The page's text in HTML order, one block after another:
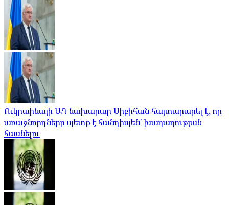
Ուկրաինայի ԱԳ նախարար Սիբիհան հայտարարել է, որ
առաջնորդները պետք է հանդիպեն՝ խաղաղության
հասնելու